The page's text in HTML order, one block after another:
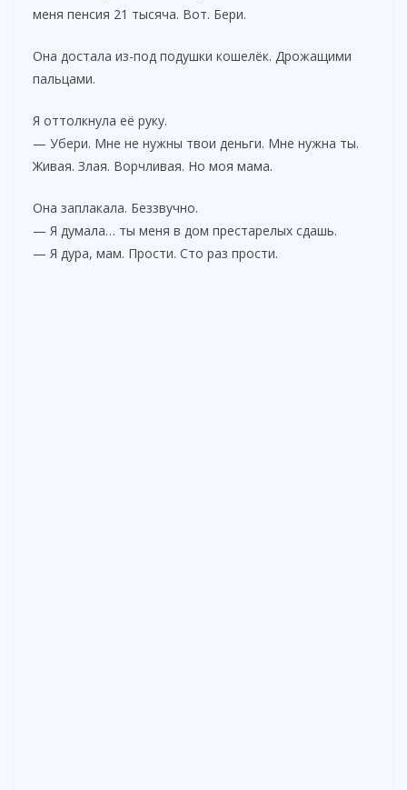
меня пенсия 21 тысяча. Вот. Бери.
Она достала из-под подушки кошелёк. Дрожащими
пальцами.
Я оттолкнула её руку.
— Убери. Мне не нужны твои деньги. Мне нужна ты.
Живая. Злая. Ворчливая. Но моя мама.
Она заплакала. Беззвучно.
— Я думала… ты меня в дом престарелых сдашь.
— Я дура, мам. Прости. Сто раз прости.